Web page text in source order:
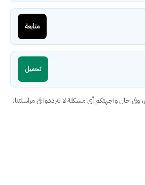
متابعة
تحميل
حال واجهتكم أي مشكلة لا تترددوا في مراسلتنا.